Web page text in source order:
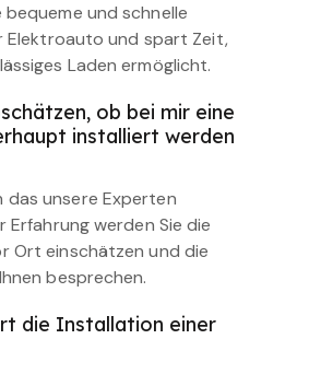
und schnelle
Elektroauto und spart Zeit,
Laden ermöglicht.
ob bei mir eine
installiert werden
das unsere Experten
werden Sie die
Ort einschätzen und die
besprechen.
die Installation einer